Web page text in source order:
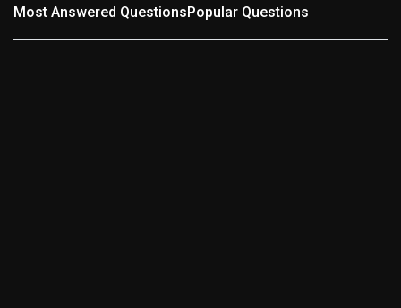
Most Answered QuestionsPopular Questions